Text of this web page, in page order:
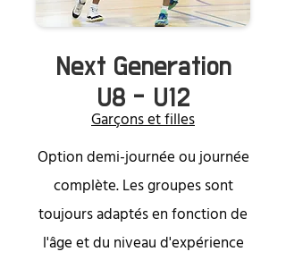
Next Generation
U8 - U12
Garçons et filles
Option demi-journée ou journée
complète. Les groupes sont
toujours adaptés en fonction de
l'âge et du niveau d'expérience